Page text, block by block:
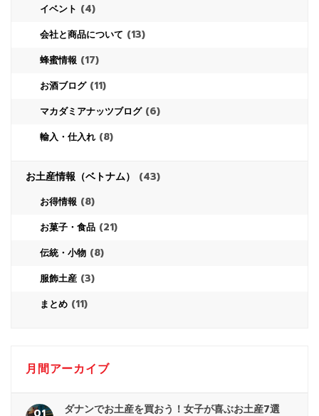
イベント (4)
会社と商品について (13)
蜂蜜情報 (17)
お酒ブログ(11)
マカダミアナッツブログ(6)
輸入・仕入れ (8)
お土産情報（ベトナム） (43)
お得情報 (8)
お菓子・食品 (21)
伝統・小物 (8)
服飾土産 (3)
まとめ (11)
月間アーカイブ
ダナンでお土産を買おう！女子が喜ぶお土産7選